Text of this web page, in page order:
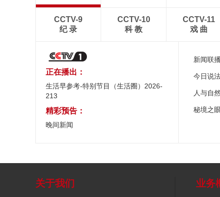
CCTV-9
纪 录
CCTV-10
科 教
CCTV-11
戏 曲
正在播出：
生活早参考-特别节目（生活圈）2026-
213
精彩预告：
晚间新闻
新闻联
今日说
人与自
秘境之
关于我们 业务